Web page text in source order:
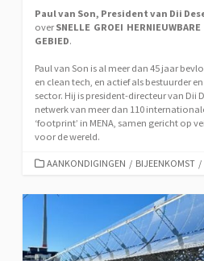
Paul van Son, President van Dii
over SNELLE GROEI
GEBIED.
Paul van Son is al meer dan 45 jaar
en clean tech, en actief als bestuurder
sector. Hij is president-directeur van Dii
netwerk van meer dan 110
‘footprint’ in MENA, samen gericht op
voor de wereld.
CATEGORIEËN
AANKONDIGINGEN / BIJEENKOMST /